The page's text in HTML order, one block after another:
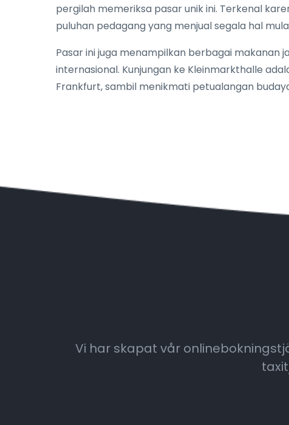
pergilah memeriksa pasar unik ini. Terkenal
puluhan pedagang yang menjual segala hal
Pasar ini juga menampilkan berbagai
internasional. Kunjungan ke Kleinmarkthalle
Frankfurt, sambil menikmati petualangan
Vi har skapat vår